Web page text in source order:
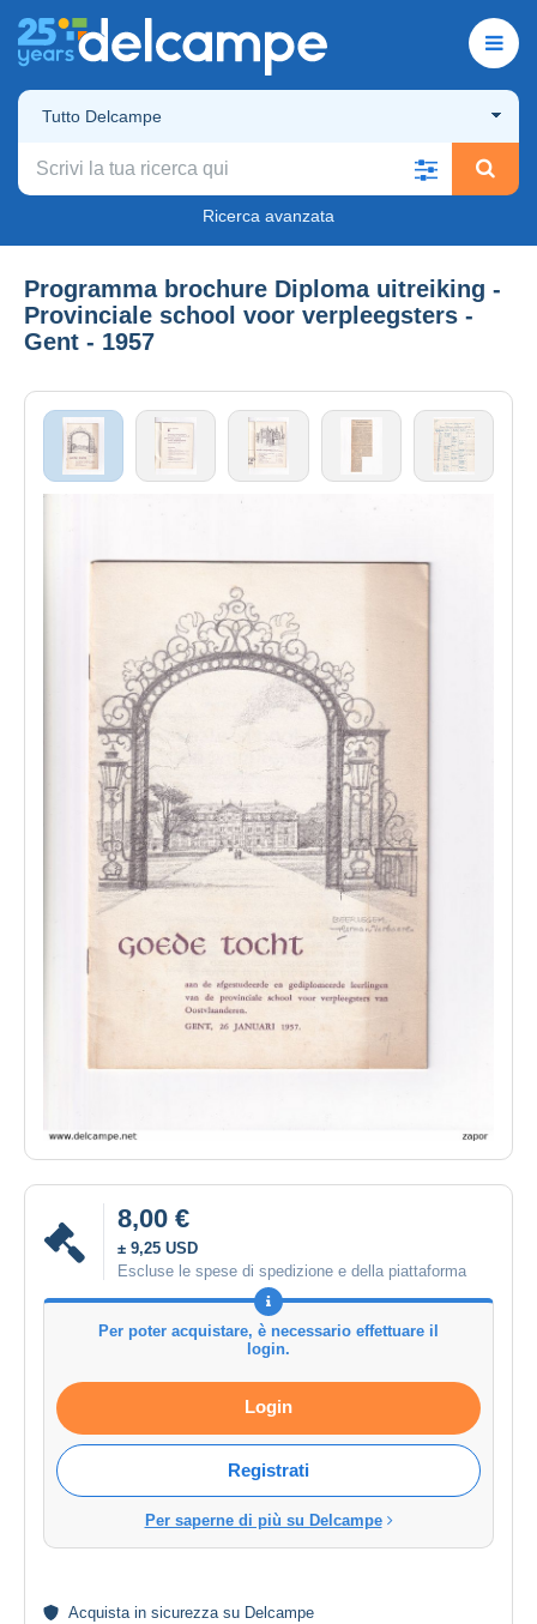
Tutto Delcampe
Ricerca avanzata
Programma brochure Diploma uitreiking -
Provinciale school voor verpleegsters -
Gent - 1957
8,00 €
± 9,25 USD
Escluse le spese di spedizione e della piattaforma
Per poter acquistare, è necessario effettuare il
login.
Login
Registrati
Per saperne di più su Delcampe
Acquista in sicurezzasu Delcampe